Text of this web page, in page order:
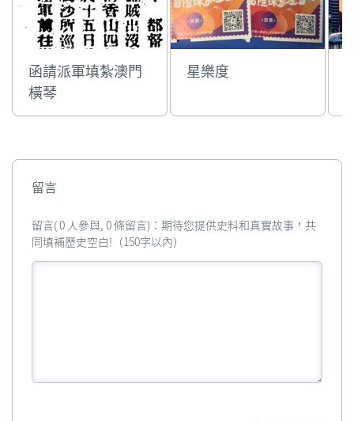
函請派軍填紮澳門
橫琴
星樂度
留言
留言( 0 人參與, 0 條留言)：期待您提供史料和真實故事，共
同填補歷史空白!（150字以內）